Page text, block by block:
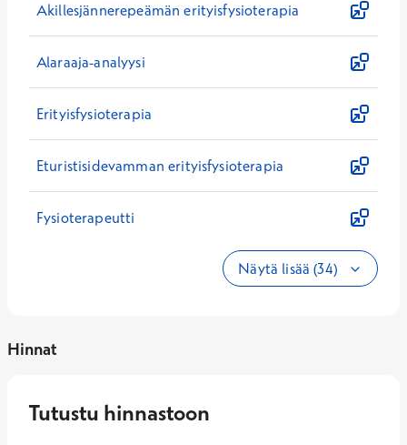
Akillesjännerepeämän erityisfysioterapia
Alaraaja-analyysi
Erityisfysioterapia
Eturistisidevamman erityisfysioterapia
Fysioterapeutti
Näytä lisää (34)
Hinnat
Tutustu hinnastoon